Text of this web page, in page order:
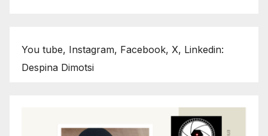
You tube, Instagram, Facebook, X, Linkedin:
Despina Dimotsi